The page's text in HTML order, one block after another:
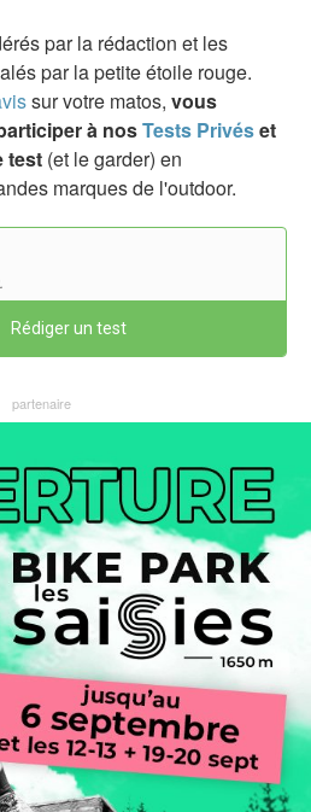
par la rédaction et les
par la petite étoile rouge.
sur votre matos, vous
à nosTests Privéset
test (et le garder) en
marques de l'outdoor.
Rédiger un test